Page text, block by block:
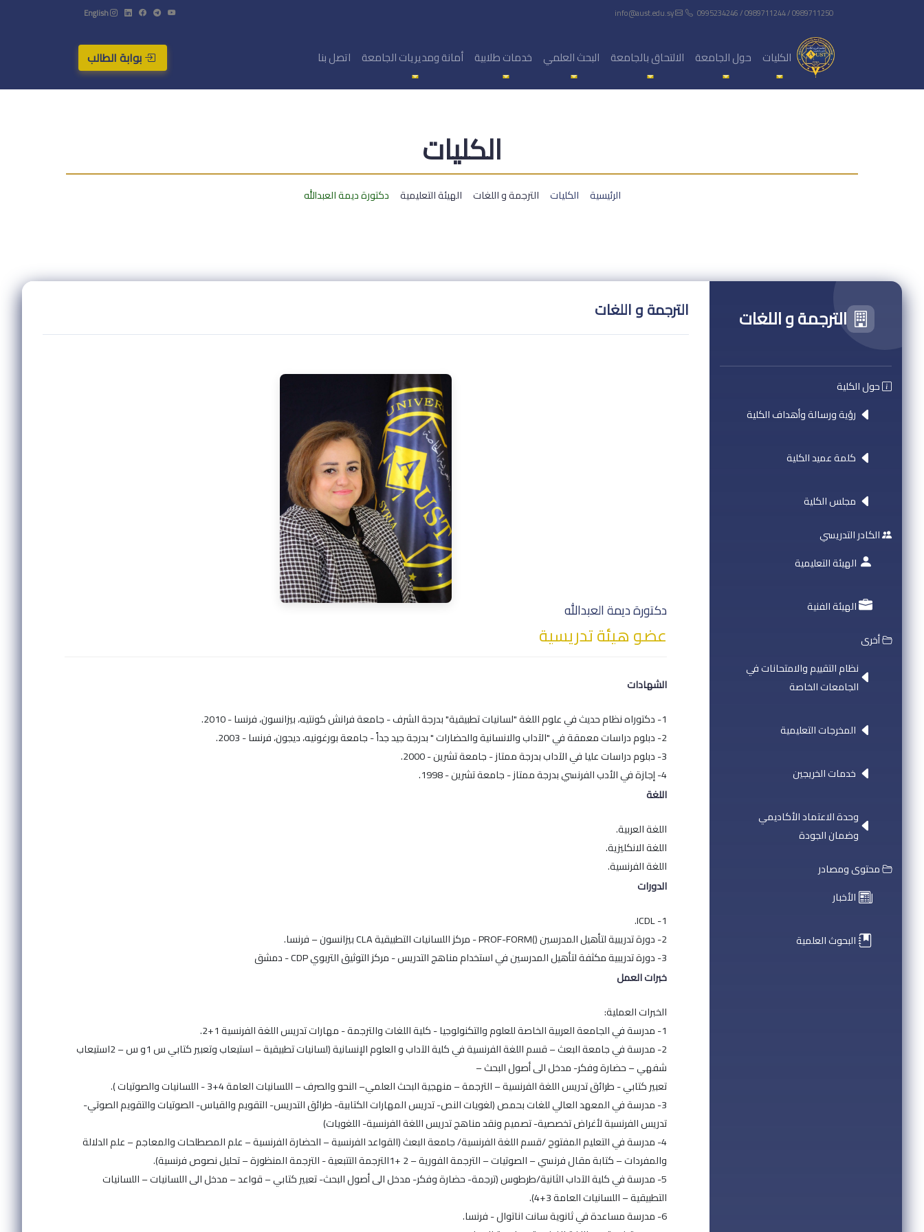
0995234246 / 0989711244 / 0989711250
English
الكليات حول الجامعة الالتحاق بالجامعة البحث العلمي خدمات طلابية أمانة ومديريات الجامعة اتصل بنا بوابة الطالب
الكليات
الرئيسية الكليات الترجمة و اللغات الهيئة التعليمية دكتورة ديمة العبدالله
الترجمة و اللغات
حول الكلية
رؤية ورسالة وأهداف الكلية
كلمة عميد الكلية
مجلس الكلية
الكادر التدريسي
الهيئة التعليمية
الهيئة الفنية
أخرى
نظام التقييم والامتحانات في
الجامعات الخاصة
المخرجات التعليمية
خدمات الخريجين
وحدة الاعتماد الأكاديمي
وضمان الجودة
محتوى ومصادر
الأخبار
البحوث العلمية
الترجمة و اللغات
دكتورة ديمة العبدالله
عضو هيئة تدريسية
الشهادات
1- دكتوراه نظام حديث في علوم اللغة "لسانيات تطبيقية" بدرجة الشرف - جامعة فرانش كونتيه، بيزانسون، فرنسا - 2010.
2- دبلوم دراسات معمقة في "الآداب والانسانية والحضارات " بدرجة جيد جداً - جامعة بورغونيه، ديجون، فرنسا - 2003.
3- دبلوم دراسات عليا في الآداب بدرجة ممتاز - جامعة تشرين - 2000.
4- إجازة في الأدب الفرنسي بدرجة ممتاز - جامعة تشرين - 1998.
اللغة
اللغة العربية.
اللغة الانكليزية.
اللغة الفرنسية.
الدورات
1- ICDL.
2- دورة تدريبية لتأهيل المدرسين ()PROF-FORM - مركز اللسانيات التطبيقية CLA بيزانسون – فرنسا.
3- دورة تدريبية مكثفة لتأهيل المدرسين في استخدام مناهج التدريس - مركز التوثيق التربوي CDP - دمشق
خبرات العمل
الخبرات العملية:
1- مدرسة في الجامعة العربية الخاصة للعلوم والتكنولوجيا - كلية اللغات والترجمة - مهارات تدريس اللغة الفرنسية 1+2.
2- مدرسة في جامعة البعث – قسم اللغة الفرنسية في كلية الآداب و العلوم الإنسانية (لسانيات تطبيقية – استيعاب وتعبير كتابي س 1و س – 2استيعاب
شفهي – حضارة وفكر- مدخل الى أصول البحث –
تعبير كتابي - طرائق تدريس اللغة الفرنسية – الترجمة – منهجية البحث العلمي– النحو والصرف – اللسانيات العامة 4+3 - اللسانيات والصوتيات ).
3- مدرسة في المعهد العالي للغات بحمص (لغويات النص- تدريس المهارات الكتابية- طرائق التدريس- التقويم والقياس- الصوتيات والتقويم الصوتي-
تدريس الفرنسية لأغراض تخصصية- تصميم ونقد مناهج تدريس اللغة الفرنسية- اللغويات)
4- مدرسة في التعليم المفتوح /قسم اللغة الفرنسية/ جامعة البعث (القواعد الفرنسية – الحضارة الفرنسية – علم المصطلحات والمعاجم – علم الدلالة
والمفردات – كتابة مقال فرنسي – الصوتيات – الترجمة الفورية – 2 +1الترجمة التتبعية - الترجمة المنظورة – تحليل نصوص فرنسية).
5- مدرسة في كلية الآداب الثانية/طرطوس (ترجمة- حضارة وفكر- مدخل الى أصول البحث- تعبير كتابي – قواعد – مدخل الى اللسانيات – اللسانيات
التطبيقية – اللسانيات العامة 3+4).
6- مدرسة مساعدة في ثانوية سانت اناتوال - فرنسا.